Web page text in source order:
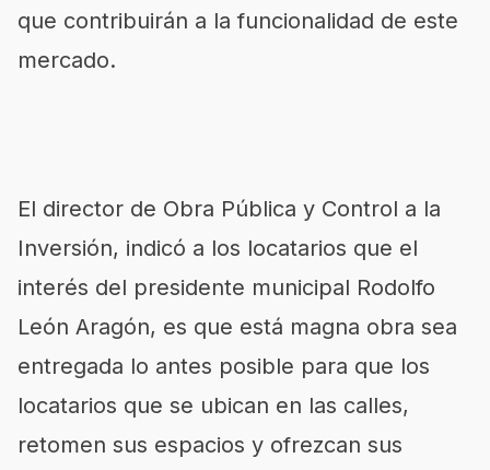
que contribuirán a la funcionalidad de este
mercado.
El director de Obra Pública y Control a la
Inversión, indicó a los locatarios que el
interés del presidente municipal Rodolfo
León Aragón, es que está magna obra sea
entregada lo antes posible para que los
locatarios que se ubican en las calles,
retomen sus espacios y ofrezcan sus